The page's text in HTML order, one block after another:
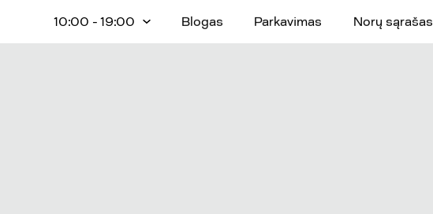
10:00 - 19:00 Blogas Parkavimas Norų sąrašas